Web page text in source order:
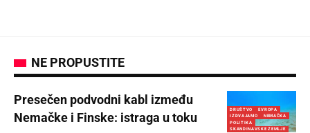
NE PROPUSTITE
DRUŠTVO
EVROPA
IZDVAJAMO
NEMAČKA
POLITIKA
SKANDINAVSKE ZEMLJE
Presečen podvodni kabl između
Nemačke i Finske: istraga u toku